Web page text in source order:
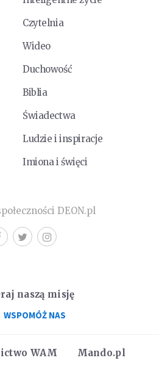
Czytelnia
Wideo
Duchowość
Biblia
Świadectwa
Ludzie i inspiracje
Imiona i święci
DEON.pl
WAM
Mando.pl
naszą misję
WSPOMÓŻ NAS